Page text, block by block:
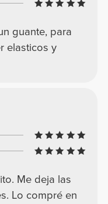
guante, para
elasticos y
Me deja las
Lo compré en